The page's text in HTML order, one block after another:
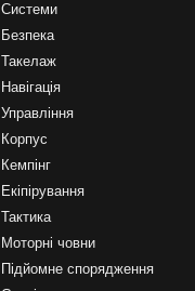
Системи
Безпека
Такелаж
Навігація
Управління
Корпус
Кемпінг
Екіпірування
Тактика
Моторні човни
Підйомне спорядження